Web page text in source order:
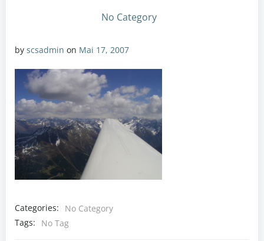
No Category
by scsadmin on Mai 17, 2007
Categories:
No Category
Tags:
No Tag